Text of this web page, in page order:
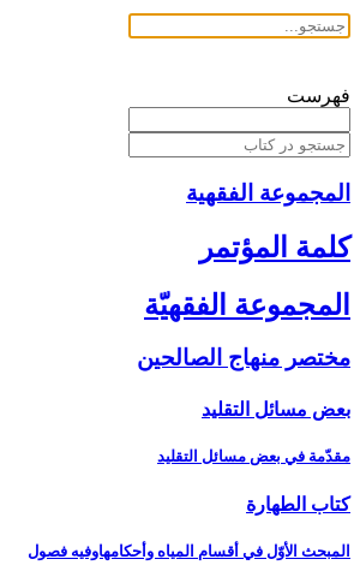
فهرست
المجموعة الفقهیة
كلمة المؤتمر
المجموعة الفقهيّة
مختصر منهاج الصالحين‏
بعض مسائل التقليد
مقدّمة في بعض مسائل التقليد
كتاب الطهارة
المبحث الأوّل في أقسام المياه وأحكامهاوفيه فصول‏